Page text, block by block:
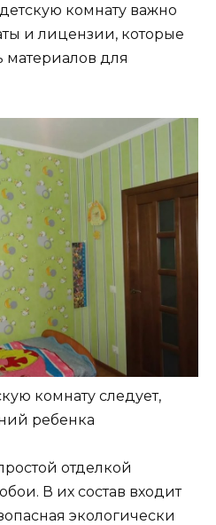
комнату важно
и лицензии, которые
материалов для
комнату следует,
ребенка
отделкой
В их состав входит
экологически